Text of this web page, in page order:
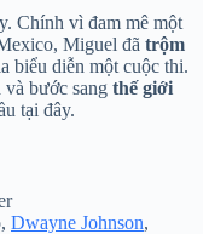
Chính vì đam mê một
Miguel đã trộm
biểu diễn một cuộc thi.
và bước sang thế giới
tại đây.
Dwayne Johnson,